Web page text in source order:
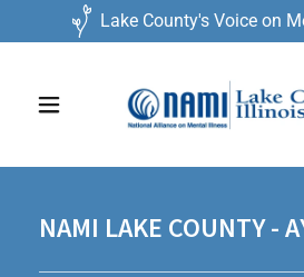
Lake County's Voice on
NAMI LAKE COUNTY -